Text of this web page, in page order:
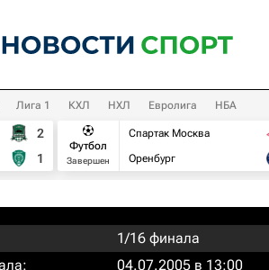
Лига 1 КХЛ НХЛ Евролига НБА
2
1
Футбол
Завершен
Спартак Москва
Оренбург
1/16 финала
04.07.2005 в 13:00